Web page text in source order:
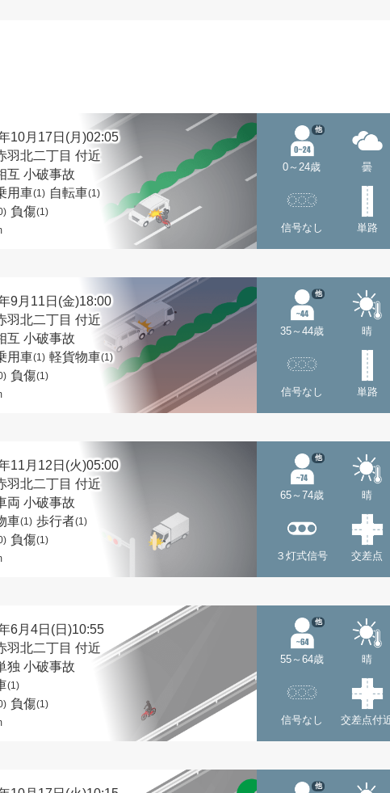
10月17日(月)02:05
羽北二丁目 付近
互 小破事故
用車(1) 自転車(1)
負傷(1)
0～24歳
他
曇
信号なし 単路
9月11日(金)18:00
羽北二丁目 付近
互 小破事故
用車(1) 軽貨物車(1)
負傷(1)
35～44歳
他
晴
信号なし 単路
11月12日(火)05:00
羽北二丁目 付近
両 小破事故
車(1) 歩行者(1)
負傷(1)
65～74歳
他
晴
３灯式信号 交差点
6月4日(日)10:55
羽北二丁目 付近
独 小破事故
(1)
負傷(1)
55～64歳
他
晴
信号なし 交差点付
他